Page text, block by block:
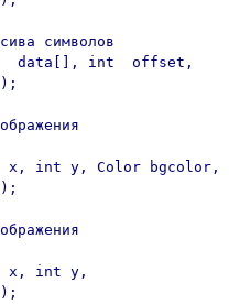
символов
data[], int  offset,
int y, Color bgcolor,
x, int y,